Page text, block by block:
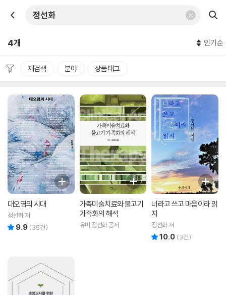
4개 인기순
재검색 분야 상품태그
대오염의 시대
정선화 저
9.9 (35건)
가족미술치료와 물고기
가족화의 해석
유미,정선화 공저
너라고 쓰고 마음이라 읽
지
정선화 저
10.0 (3건)